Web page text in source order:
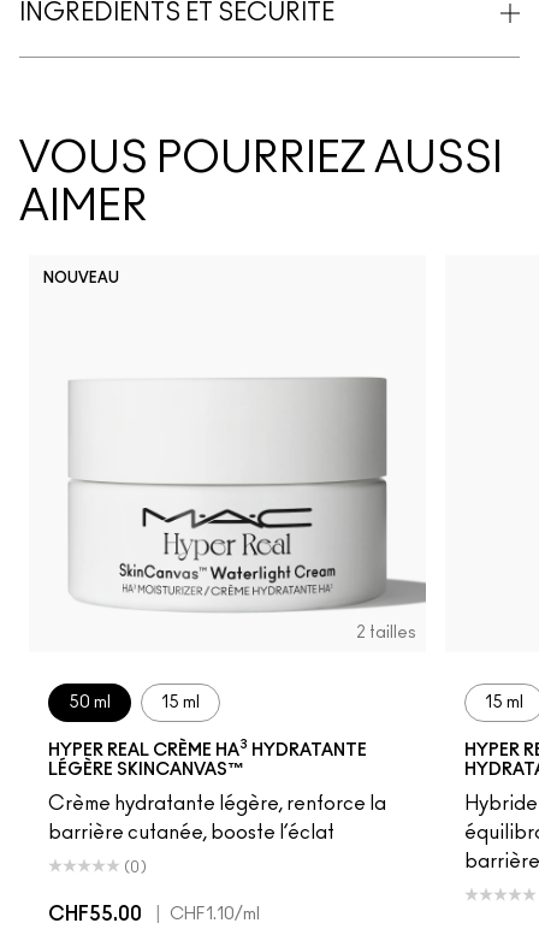
INGRÉDIENTS ET SÉCURITÉ
VOUS POURRIEZ AUSSI
AIMER
NOUVEAU
2 tailles
50 ml 15 ml
HYPER REAL CRÈME HA3 HYDRATANTE
LÉGÈRE SKINCANVAS™
Crème hydratante légère, renforce la
barrière cutanée, booste l’éclat
(0)
CHF55.00 CHF1.10/ml
15 ml
HYPER